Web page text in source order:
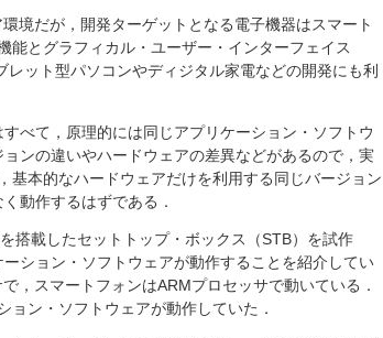
境だが，開発ターゲットとなる電子機器はスマート
能とグラフィカル・ユーザー・インターフェイス
レット型パソコンやディジタル家電などの開発にも利
べて，原理的には同じアプリケーション・ソフトウ
ンの違いやハードウェアの差異などがあるので，実
基本的なハードウェアだけを利用する同じバージョン
動作するはずである．
搭載したセットトップ・ボックス（STB）を試作
ション・ソフトウェアが動作することを紹介してい
，スマートフォンはARMプロセッサで動いている．
ョン・ソフトウェアが動作していた．